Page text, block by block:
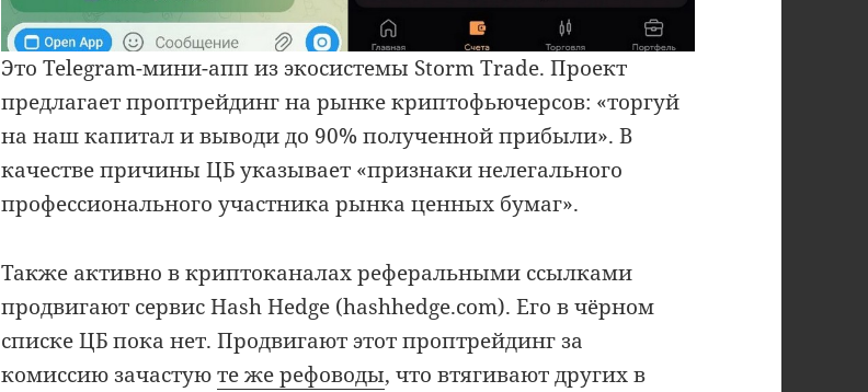
Это Telegram-мини-апп из экосистемы Storm Trade. Проект
предлагает проптрейдинг на рынке криптофьючерсов: «торгуй
на наш капитал и выводи до 90% полученной прибыли». В
качестве причины ЦБ указывает «признаки нелегального
профессионального участника рынка ценных бумаг».
Также активно в криптоканалах реферальными ссылками
продвигают сервис Hash Hedge (hashhedge.com). Его в чёрном
списке ЦБ пока нет. Продвигают этот проптрейдинг за
комиссию зачастуюте же рефоводы, что втягивают других в